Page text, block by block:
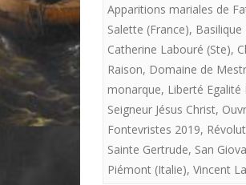
Apparitions mariales de
Salette (France),
Catherine Labouré (Ste),
Raison, Domaine de
monarque, Liberté Egalité
Seigneur Jésus Christ,
Fontevristes 2019,
Sainte Gertrude, San
Piémont (Italie), Vincent